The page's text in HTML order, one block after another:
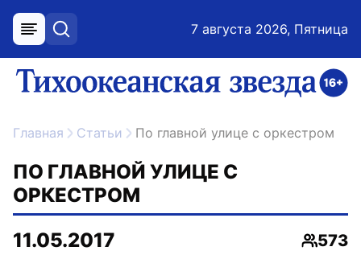
меню поиск 7 августа 2026, Пятница
ссылка на главную
Главная Статьи По главной улице с оркестром
ПО ГЛАВНОЙ УЛИЦЕ С
ОРКЕСТРОМ
11.05.2017
573